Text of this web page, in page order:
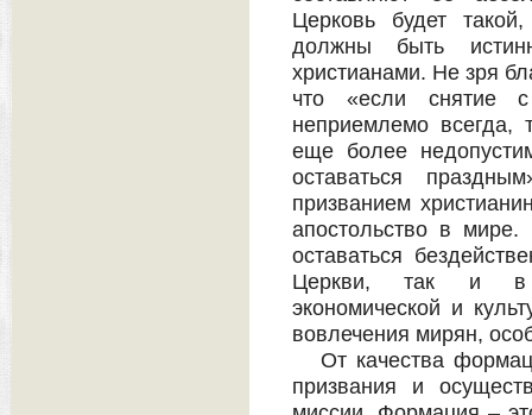
Церковь будет
должны быть
христианами. Не зря
что «если снятие с
неприемлемо всегда,
еще более
оставаться
призванием
апостольство в
оставаться
Церкви, так и в
экономической и
вовлечения мирян,
От качества
призвания и